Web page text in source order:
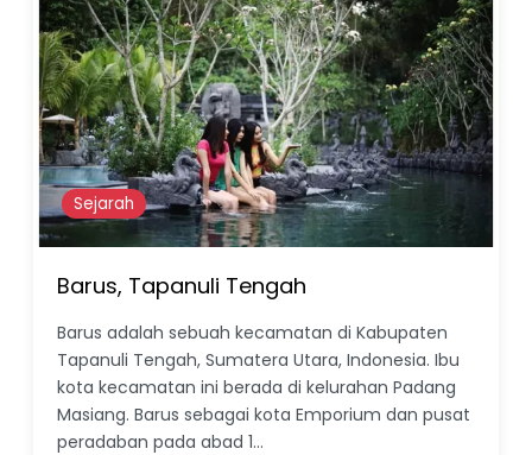
Sejarah
Barus, Tapanuli Tengah
Barus adalah sebuah kecamatan di Kabupaten
Tapanuli Tengah, Sumatera Utara, Indonesia. Ibu
kota kecamatan ini berada di kelurahan Padang
Masiang. Barus sebagai kota Emporium dan pusat
peradaban pada abad 1…